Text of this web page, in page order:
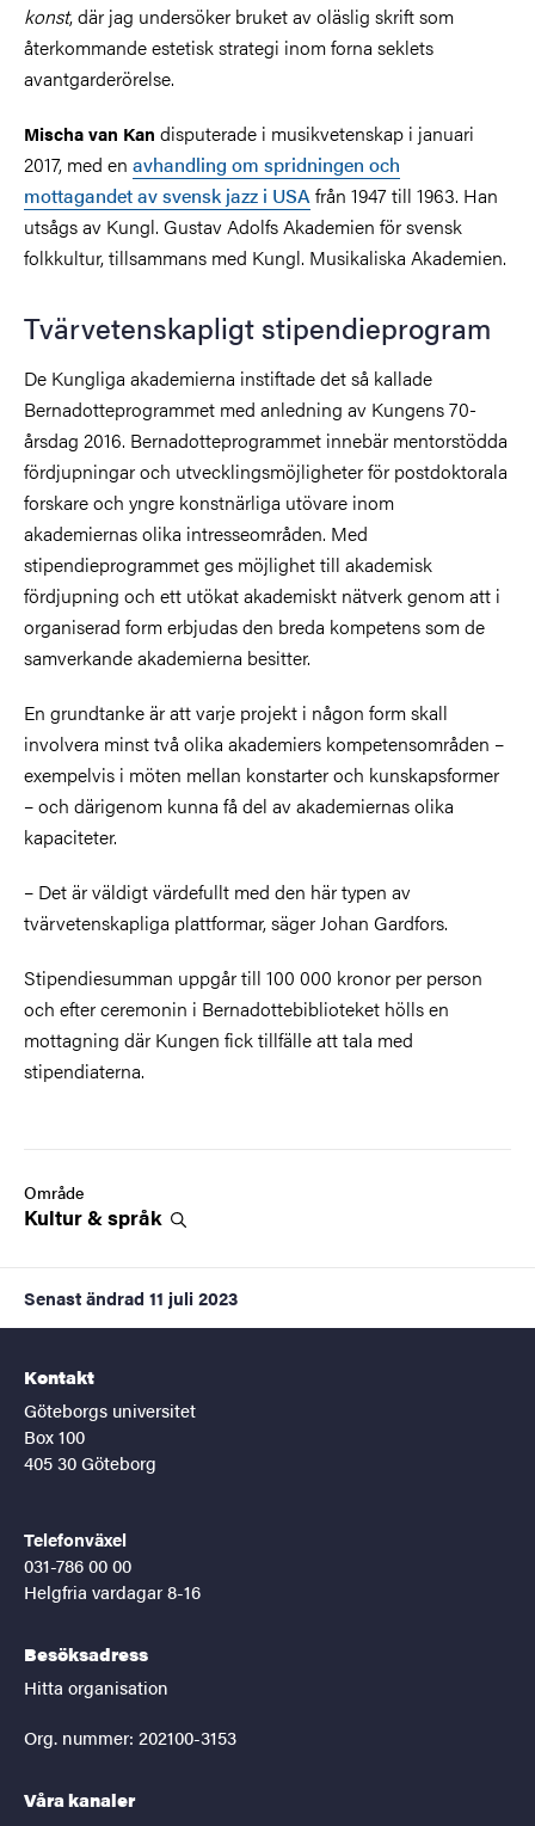
konst, där jag undersöker bruket av oläslig skrift som
återkommande estetisk strategi inom forna seklets
avantgarderörelse.
Mischa van Kan disputerade i musikvetenskap i januari
2017, med en avhandling om spridningen och
mottagandet av svensk jazz i USAfrån 1947 till 1963. Han
utsågs av Kungl. Gustav Adolfs Akademien för svensk
folkkultur, tillsammans med Kungl. Musikaliska Akademien.
Tvärvetenskapligt stipendieprogram
De Kungliga akademierna instiftade det så kallade
Bernadotteprogrammet med anledning av Kungens 70-
årsdag 2016. Bernadotteprogrammet innebär mentorstödda
fördjupningar och utvecklingsmöjligheter för postdoktorala
forskare och yngre konstnärliga utövare inom
akademiernas olika intresseområden. Med
stipendieprogrammet ges möjlighet till akademisk
fördjupning och ett utökat akademiskt nätverk genom att i
organiserad form erbjudas den breda kompetens som de
samverkande akademierna besitter.
En grundtanke är att varje projekt i någon form skall
involvera minst två olika akademiers kompetensområden –
exempelvis i möten mellan konstarter och kunskapsformer
– och därigenom kunna få del av akademiernas olika
kapaciteter.
– Det är väldigt värdefullt med den här typen av
tvärvetenskapliga plattformar, säger Johan Gardfors.
Stipendiesumman uppgår till 100 000 kronor per person
och efter ceremonin i Bernadottebiblioteket hölls en
mottagning där Kungen fick tillfälle att tala med
stipendiaterna.
Område
Kultur &språk
Senast ändrad 11 juli 2023
Kontakt
Göteborgs universitet
Box 100
405 30 Göteborg
Telefonväxel
031-786 00 00
Helgfria vardagar 8-16
Besöksadress
Hitta organisation
Org. nummer: 202100-3153
Våra kanaler